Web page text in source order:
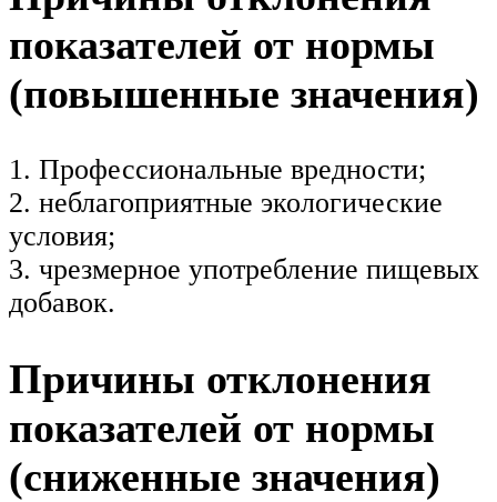
показателей от нормы
(повышенные значения)
1. Профессиональные вредности;
2. неблагоприятные экологические
условия;
3. чрезмерное употребление пищевых
добавок.
Причины отклонения
показателей от нормы
(сниженные значения)